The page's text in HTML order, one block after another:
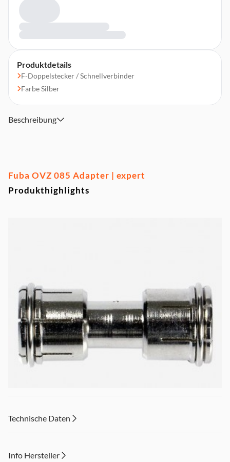
Produktdetails
F-Doppelstecker / Schnellverbinder
Farbe Silber
Beschreibung
Fuba OVZ 085 Adapter | expert
Produkthighlights
Der Fuba OVZ 085 ist ein F-Doppelstecker als
Technische Daten
Info Hersteller